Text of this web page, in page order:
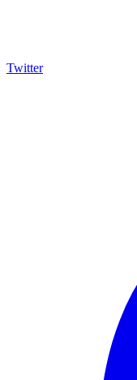
Twitter